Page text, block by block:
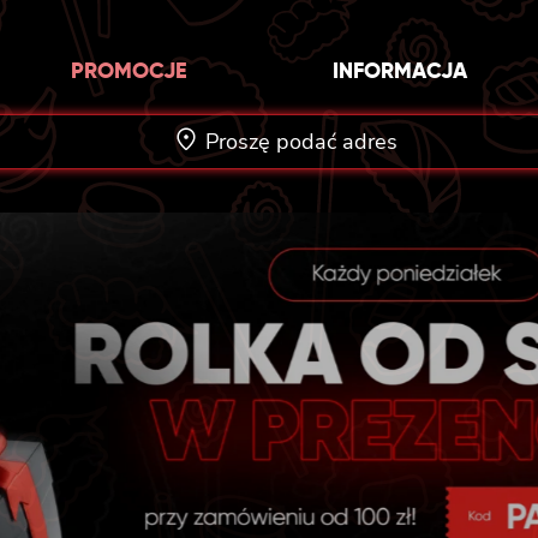
PROMOCJE INFORMACJA
Proszę podać adres